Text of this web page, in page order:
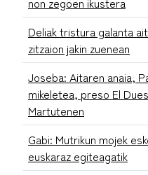
Deliak tristura galanta
zitzaion jakin zuenean
Joseba: Aitaren anaia,
mikeletea, preso El
Martutenen
Gabi: Mutrikun mojek
euskaraz egiteagatik